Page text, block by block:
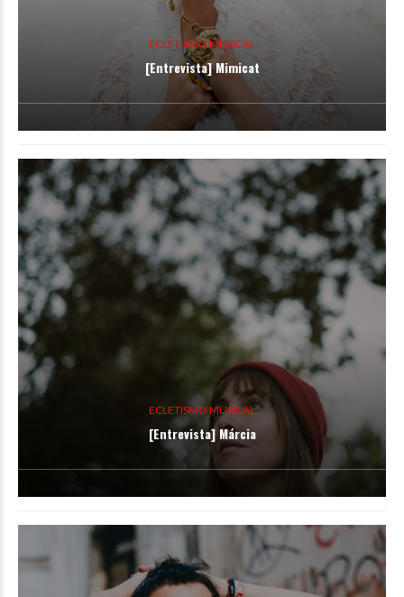
ECLETISMO MUSICAL
[Entrevista] Mimicat
ECLETISMO MUSICAL
[Entrevista] Márcia